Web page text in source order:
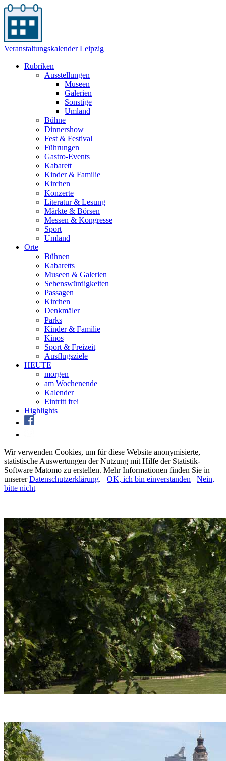
Veranstaltungskalender Leipzig
Rubriken
Ausstellungen
Museen
Galerien
Sonstige
Umland
Bühne
Dinnershow
Fest & Festival
Führungen
Gastro-Events
Kabarett
Kinder & Familie
Kirchen
Konzerte
Literatur & Lesung
Märkte & Börsen
Messen & Kongresse
Sport
Umland
Orte
Bühnen
Kabaretts
Museen & Galerien
Sehenswürdigkeiten
Passagen
Kirchen
Denkmäler
Parks
Kinder & Familie
Kinos
Sport & Freizeit
Ausflugsziele
HEUTE
morgen
am Wochenende
Kalender
Eintritt frei
Highlights
Wir verwenden Cookies, um für diese Website anonymisierte,
statistische Auswertungen der Nutzung mit Hilfe der Statistik-
Software Matomo zu erstellen. Mehr Informationen finden Sie in
unsererDatenschutzerklärung. OK, ich bin einverstanden
Nein,
bitte nicht